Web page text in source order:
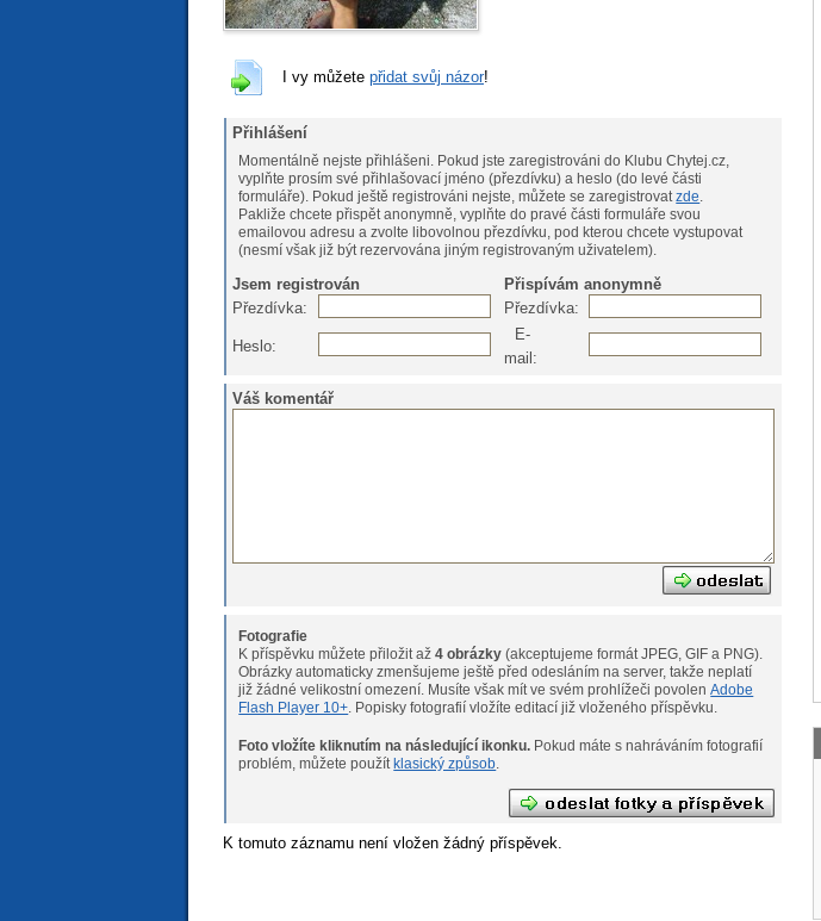
I vy můžete přidat svůj názor!
Přihlášení
Momentálně nejste přihlášeni. Pokud jste zaregistrováni do Klubu Chytej.cz,
vyplňte prosím své přihlašovací jméno (přezdívku) a heslo (do levé části
formuláře). Pokud ještě registrováni nejste, můžete se zaregistrovatzde.
Pakliže chcete přispět anonymně, vyplňte do pravé části formuláře svou
emailovou adresu a zvolte libovolnou přezdívku, pod kterou chcete vystupovat
(nesmí však již být rezervována jiným registrovaným uživatelem).
Jsem registrován
Přispívám anonymně
Přezdívka:
Přezdívka:
Heslo:
E-
mail:
Váš komentář
Fotografie
K příspěvku můžete přiložit až4 obrázky (akceptujeme formát JPEG, GIF a PNG).
Obrázky automaticky zmenšujeme ještě před odesláním na server, takže neplatí
již žádné velikostní omezení. Musíte však mít ve svém prohlížeči povolenAdobe
Flash Player 10+ . Popisky fotografií vložíte editací již vloženého příspěvku.
Foto vložíte kliknutím na následující ikonku.
problém, můžete použít klasický způsob.
K tomuto záznamu není vložen žádný příspěvek.